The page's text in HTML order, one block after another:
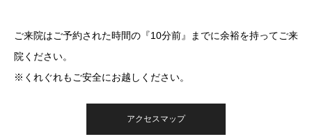
ご来院はご予約された時間の『10分前』までに余裕を持ってご来
院ください。
※くれぐれもご安全にお越しください。
アクセスマップ